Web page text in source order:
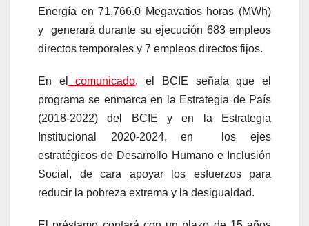
Energía en 71,766.0 Megavatios horas (MWh)
y generará durante su ejecución 683 empleos
directos temporales y 7 empleos directos fijos.
En el comunicado, el BCIE señala que el
programa se enmarca en la Estrategia de País
(2018-2022) del BCIE y en la Estrategia
Institucional 2020-2024, en los ejes
estratégicos de Desarrollo Humano e Inclusión
Social, de cara apoyar los esfuerzos para
reducir la pobreza extrema y la desigualdad.